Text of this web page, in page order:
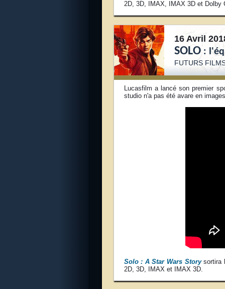
2D, 3D, IMAX, IMAX 3D et Dolby
16 Avril
SOLO :
FUTURS
Lucasfilm a lancé son premier
studio n'a pas été avare en
Solo : A Star Wars Storysortira
2D, 3D, IMAX et IMAX 3D.